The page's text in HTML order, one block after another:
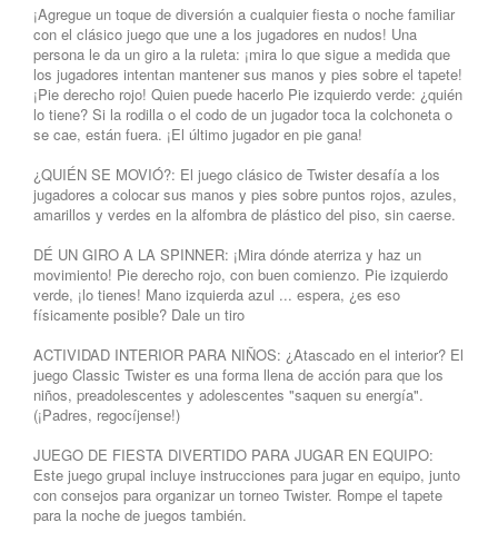
¡Agregue un toque de diversión a cualquier fiesta o noche familiar
con el clásico juego que une a los jugadores en nudos! Una
persona le da un giro a la ruleta: ¡mira lo que sigue a medida que
los jugadores intentan mantener sus manos y pies sobre el tapete!
¡Pie derecho rojo! Quien puede hacerlo Pie izquierdo verde: ¿quién
lo tiene? Si la rodilla o el codo de un jugador toca la colchoneta o
se cae, están fuera. ¡El último jugador en pie gana!
¿QUIÉN SE MOVIÓ?: El juego clásico de Twister desafía a los
jugadores a colocar sus manos y pies sobre puntos rojos, azules,
amarillos y verdes en la alfombra de plástico del piso, sin caerse.
DÉ UN GIRO A LA SPINNER: ¡Mira dónde aterriza y haz un
movimiento! Pie derecho rojo, con buen comienzo. Pie izquierdo
verde, ¡lo tienes! Mano izquierda azul ... espera, ¿es eso
físicamente posible? Dale un tiro
ACTIVIDAD INTERIOR PARA NIÑOS: ¿Atascado en el interior? El
juego Classic Twister es una forma llena de acción para que los
niños, preadolescentes y adolescentes "saquen su energía".
(¡Padres, regocíjense!)
JUEGO DE FIESTA DIVERTIDO PARA JUGAR EN EQUIPO:
Este juego grupal incluye instrucciones para jugar en equipo, junto
con consejos para organizar un torneo Twister. Rompe el tapete
para la noche de juegos también.